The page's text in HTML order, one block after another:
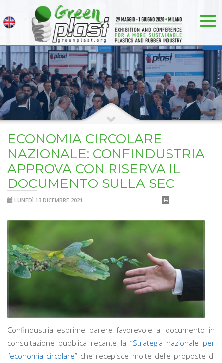
ECONOMIA CIRCOLARE
NAZIONALE: CONFINDUSTRIA
APPROVA CON RISERVA IL
DOCUMENTO SULLA SEC
LUNEDÌ 13 DICEMBRE 2021
Confindustria esprime parere favorevole al documento in
consultazione pubblica recante la “Strategia nazionale per
l’economia circolare” che recepisce molte delle proposte di